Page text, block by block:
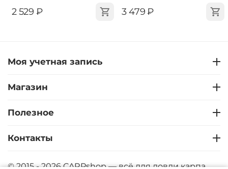
‍2 529‍ ₽ ‍3 479‍₽
Моя учетная запись
Магазин
Полезное
Контакты
© 2015 - 2026 CARPshop — всё для ловли карпа.